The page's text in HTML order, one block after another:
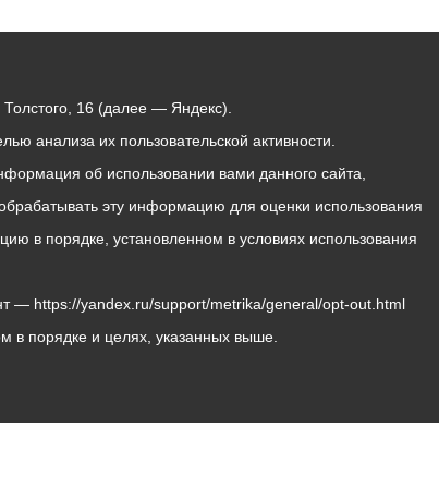
16 (далее — Яндекс).
анализа их пользовательской активности.
об использовании вами данного сайта,
эту информацию для оценки использования
в порядке, установленном в условиях использования
— https://yandex.ru/support/metrika/general/opt-out.html
в порядке и целях, указанных выше.